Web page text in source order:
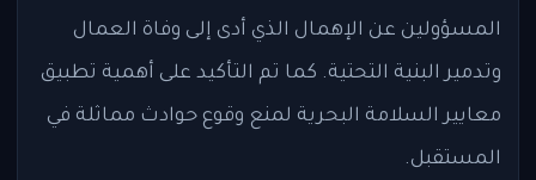
المسؤولين عن الإهمال الذي أدى إلى وفاة العمال
وتدمير البنية التحتية. كما تم التأكيد على أهمية تطبيق
معايير السلامة البحرية لمنع وقوع حوادث مماثلة في
المستقبل.